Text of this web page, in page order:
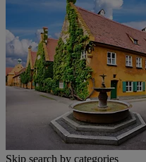
Skip search by categories